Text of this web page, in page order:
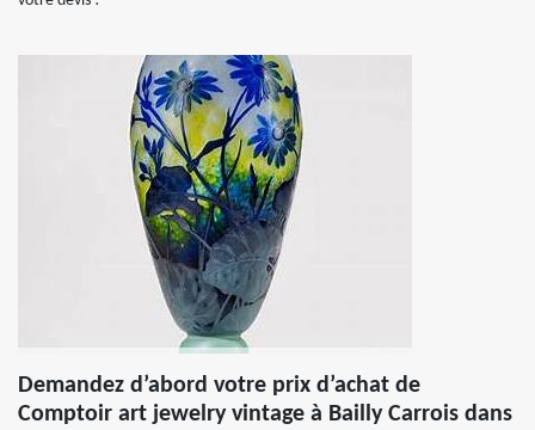
Demandez d’abord votre prix d’achat de
Comptoir art jewelry vintage à Bailly Carrois dans